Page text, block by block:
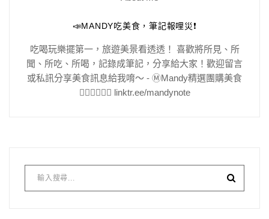
📣MANDY吃美食，筆記報哩災❗️
吃喝玩樂擺第一，旅遊美景看透透！ 喜歡將所見、所
聞、所吃、所喝，記錄成筆記，分享給大家！歡迎留言
或私訊分享美食訊息給我唷～ - Ⓜ️Mandy精選團購美食
👇🏻👇🏻👇🏻 linktr.ee/mandynote